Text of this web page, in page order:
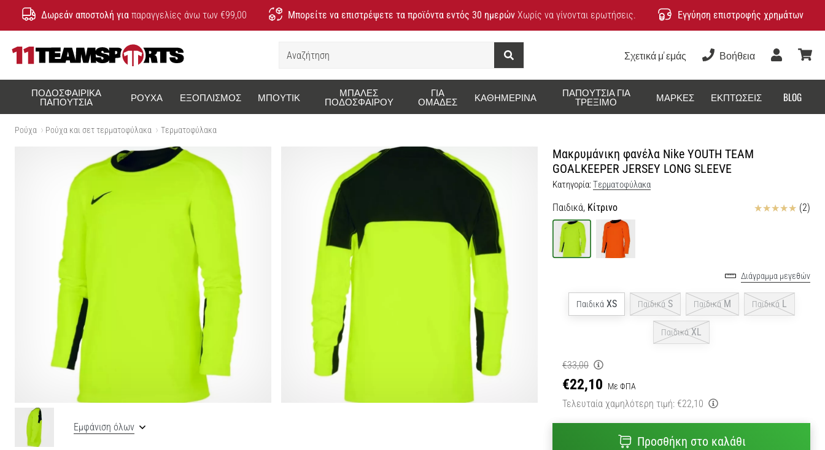
Δωρεάν αποστολή για παραγγελίες άνω των €99,00 Μπορείτε να επιστρέψετε τα προϊόντα εντός 30 ημερών Χωρίς να γίνονται ερωτήσεις. Εγγύηση επιστροφής χρημάτων
Αναζήτηση
Σχετικά μ' εμάς Βοήθεια
Χρήστης
ΠΟΔΟΣΦΑΙΡΙΚΆ
ΠΑΠΟΎΤΣΙΑ ΡΟΎΧΑ ΕΞΟΠΛΙΣΜΌΣ ΜΠΟΥΤΊΚ ΜΠΆΛΕΣ
ΠΟΔΟΣΦΑΊΡΟΥ
ΓΙΑ
ΟΜΆΔΕΣ ΚΑΘΗΜΕΡΙΝΆ ΠΑΠΟΎΤΣΙΑ ΓΙΑ
ΤΡΈΞΙΜΟ ΜΆΡΚΕΣ ΕΚΠΤΏΣΕΙΣ BLOG
Ρούχα Ρούχα και σετ τερματοφύλακα Tερματοφύλακα
Μακρυμάνικη φανέλα Nike YOUTH TEAM
GOALKEEPER JERSEY LONG SLEEVE
Κατηγορία:Tερματοφύλακα
Παιδικά, Κίτρινο Κριτικές (2)
Διάγραμμα μεγεθών
Παιδικά XS Παιδικά S Παιδικά M Παιδικά L
Παιδικά XL
€33,00
€22,10 Με ΦΠΑ
Τελευταία χαμηλότερη τιμή: €22,10
Προσθήκη στο καλάθι
Εμφάνιση όλων